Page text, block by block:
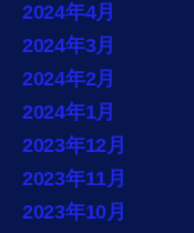
2024年4月
2024年3月
2024年2月
2024年1月
2023年12月
2023年11月
2023年10月